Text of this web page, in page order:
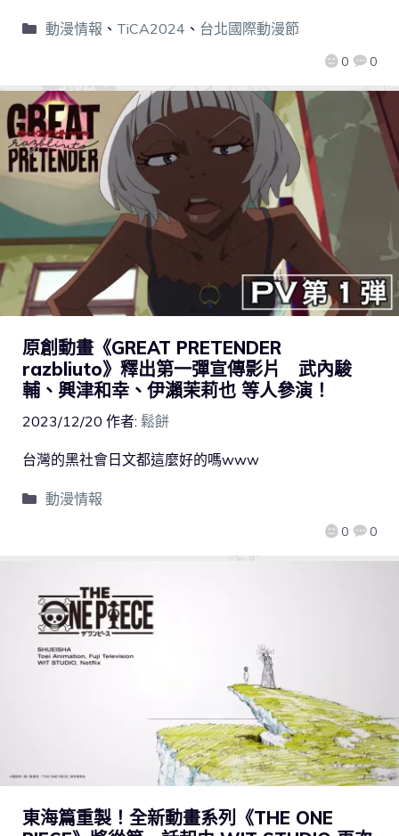
0 0
動漫情報 、 TiCA2024 、 台北國際動漫節
原創動畫《GREAT PRETENDER
razbliuto》釋出第一彈宣傳影片 武內駿
輔、興津和幸、伊瀨茉莉也 等人參演！
2023/12/20 作者: 鬆餅
0 0
台灣的黑社會日文都這麼好的嗎www
動漫情報
東海篇重製！全新動畫系列《THE ONE